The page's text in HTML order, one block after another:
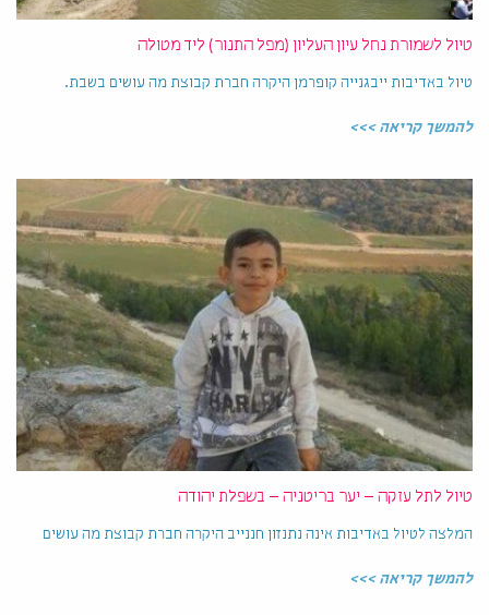
טיול לשמורת נחל עיון העליון (מפל התנור) ליד מטולה
טיול באדיבות ייבגנייה קופרמן היקרה חברת קבוצת מה עושים בשבת.
להמשך קריאה >>>
טיול לתל עזקה – יער בריטניה – בשפלת יהודה
המלצה לטיול באדיבות אינה נתנזון חננייב היקרה חברת קבוצת מה עושים
להמשך קריאה >>>